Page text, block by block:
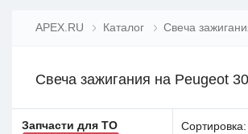
APEX.RU Каталог Свеча
Свеча зажигания на Peugeot
Запчасти для ТО
Сортировка: